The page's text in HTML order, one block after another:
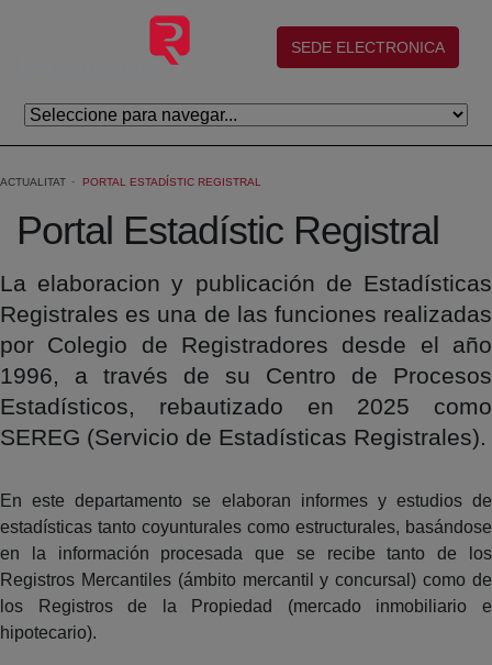
Salta al contingut principal
(abre en nueva ventana)
SEDE ELECTRONICA
ACTUALITAT PORTAL ESTADÍSTIC REGISTRAL
Portal Estadístic Registral
La elaboracion y publicación de Estadísticas
Registrales es una de las funciones realizadas
por Colegio de Registradores desde el año
1996, a través de su Centro de Procesos
Estadísticos, rebautizado en 2025 como
SEREG (Servicio de Estadísticas Registrales).
En este departamento se elaboran informes y estudios de
estadísticas tanto coyunturales como estructurales, basándose
en la información procesada que se recibe tanto de los
Registros Mercantiles (ámbito mercantil y concursal) como de
los Registros de la Propiedad (mercado inmobiliario e
hipotecario).